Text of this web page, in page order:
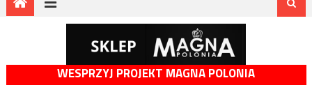
WESPRZYJ PROJEKT MAGNA POLONIA